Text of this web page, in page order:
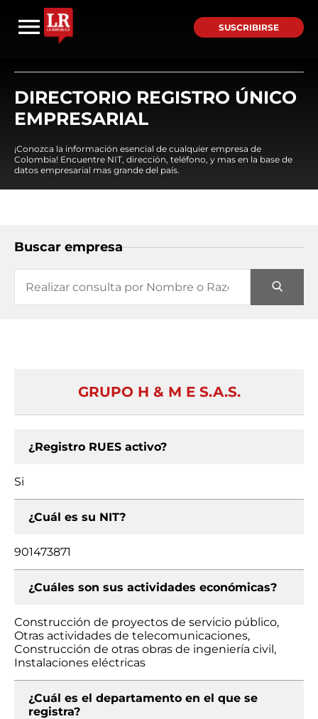
SUSCRIBIRSE
DIRECTORIO REGISTRO ÚNICO
EMPRESARIAL
¡Conozca la información esencial de cualquier empresa de
Colombia! Encuentre NIT, dirección, teléfono, y mas en la base de
datos empresarial mas grande del país.
Buscar empresa
GRUPO H & M E S.A.S.
¿Registro RUES activo?
Si
¿Cuál es su NIT?
901473871
¿Cuáles son sus actividades económicas?
Construcción de proyectos de servicio público,
Otras actividades de telecomunicaciones,
Construcción de otras obras de ingeniería civil,
Instalaciones eléctricas
¿Cuál es el departamento en el que se
registra?